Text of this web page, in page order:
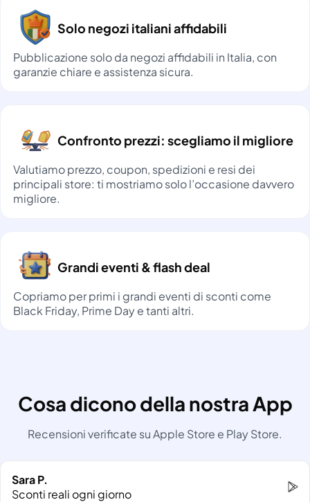
Solo negozi italiani affidabili
Pubblicazione solo da negozi affidabili in Italia, con
garanzie chiare e assistenza sicura.
Confronto prezzi: scegliamo il migliore
Valutiamo prezzo, coupon, spedizioni e resi dei
principali store: ti mostriamo solo l’occasione davvero
migliore.
Grandi eventi & flash deal
Copriamo per primi i grandi eventi di sconti come
Black Friday, Prime Day e tanti altri.
Cosa dicono della nostra App
Recensioni verificate su Apple Store e Play Store.
Sara P.
Sconti reali ogni giorno